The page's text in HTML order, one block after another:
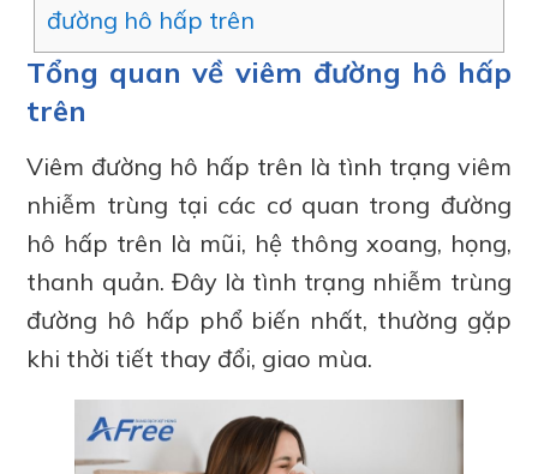
đường hô hấp trên
Tổng quan về viêm đường hô hấp
trên
Viêm đường hô hấp trên là tình trạng viêm
nhiễm trùng tại các cơ quan trong đường
hô hấp trên là mũi, hệ thông xoang, họng,
thanh quản. Đây là tình trạng nhiễm trùng
đường hô hấp phổ biến nhất, thường gặp
khi thời tiết thay đổi, giao mùa.